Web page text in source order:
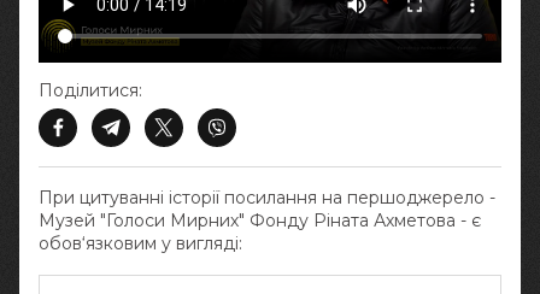
При цитуванні історії посилання на першоджерело -
Музей "Голоси Мирних" Фонду Ріната Ахметова - є
обов‘язковим у вигляді:
Поділитися: